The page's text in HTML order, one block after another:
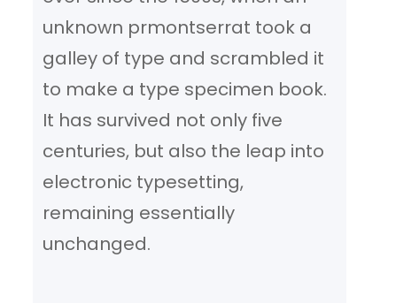
unknown prmontserrat took a
galley of type and scrambled it
to make a type specimen book.
It has survived not only five
centuries, but also the leap into
electronic typesetting,
remaining essentially
unchanged.